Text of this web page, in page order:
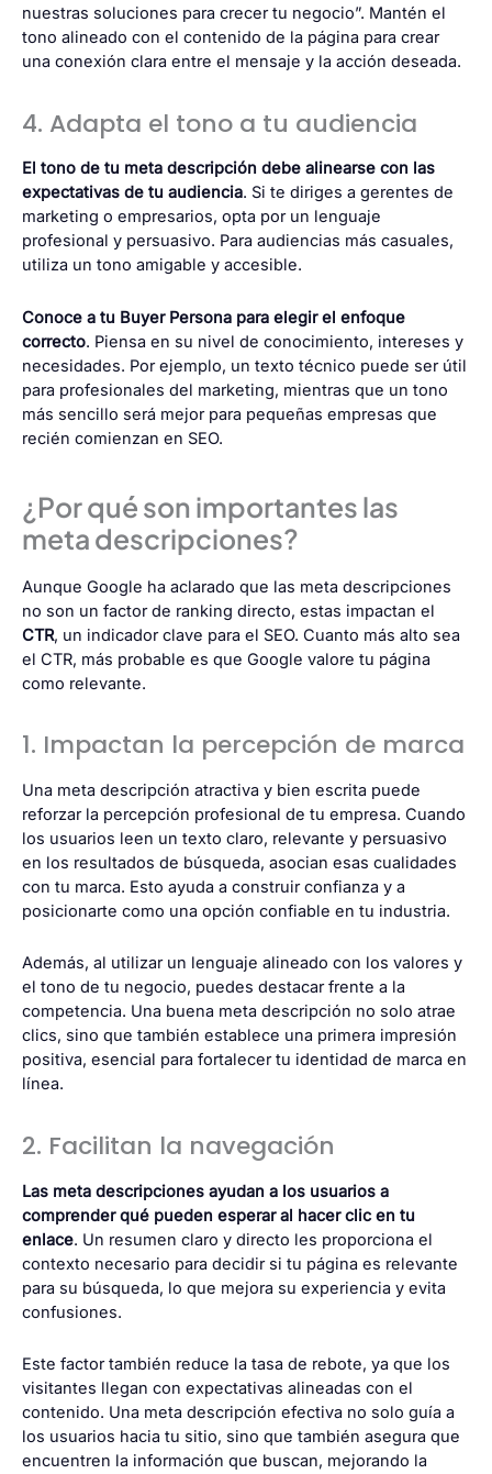
nuestras soluciones para crecer tu negocio”. Mantén el
tono alineado con el contenido de la página para crear
una conexión clara entre el mensaje y la acción deseada.
4. Adapta el tono a tu audiencia
El tono de tu meta descripción debe alinearse con las
expectativas de tu audiencia. Si te diriges a gerentes de
marketing o empresarios, opta por un lenguaje
profesional y persuasivo. Para audiencias más casuales,
utiliza un tono amigable y accesible.
Conoce a tu Buyer Persona para elegir el enfoque
correcto. Piensa en su nivel de conocimiento, intereses y
necesidades. Por ejemplo, un texto técnico puede ser útil
para profesionales del marketing, mientras que un tono
más sencillo será mejor para pequeñas empresas que
recién comienzan en SEO.
¿Por qué son importantes las
meta descripciones?
Aunque Google ha aclarado que las meta descripciones
no son un factor de ranking directo, estas impactan el
CTR, un indicador clave para el SEO. Cuanto más alto sea
el CTR, más probable es que Google valore tu página
como relevante.
1. Impactan la percepción de marca
Una meta descripción atractiva y bien escrita puede
reforzar la percepción profesional de tu empresa. Cuando
los usuarios leen un texto claro, relevante y persuasivo
en los resultados de búsqueda, asocian esas cualidades
con tu marca. Esto ayuda a construir confianza y a
posicionarte como una opción confiable en tu industria.
Además, al utilizar un lenguaje alineado con los valores y
el tono de tu negocio, puedes destacar frente a la
competencia. Una buena meta descripción no solo atrae
clics, sino que también establece una primera impresión
positiva, esencial para fortalecer tu identidad de marca en
línea.
2. Facilitan la navegación
Las meta descripciones ayudan a los usuarios a
comprender qué pueden esperar al hacer clic en tu
enlace. Un resumen claro y directo les proporciona el
contexto necesario para decidir si tu página es relevante
para su búsqueda, lo que mejora su experiencia y evita
confusiones.
Este factor también reduce la tasa de rebote, ya que los
visitantes llegan con expectativas alineadas con el
contenido. Una meta descripción efectiva no solo guía a
los usuarios hacia tu sitio, sino que también asegura que
encuentren la información que buscan, mejorando la